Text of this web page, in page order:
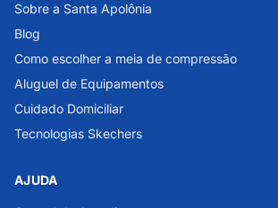
Sobre a Santa Apolônia
Blog
Como escolher a meia de compressão
Aluguel de Equipamentos
Cuidado Domiciliar
Tecnologias Skechers
AJUDA